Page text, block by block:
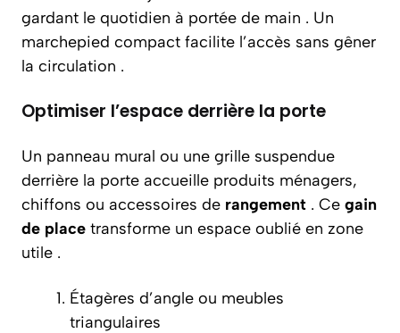
gardant le quotidien à portée de main . Un
marchepied compact facilite l’accès sans gêner
la circulation .
Optimiser l’espace derrière la porte
Un panneau mural ou une grille suspendue
derrière la porte accueille produits ménagers,
chiffons ou accessoires de rangement . Ce gain
de place transforme un espace oublié en zone
utile .
Étagères d’angle ou meubles
triangulaires